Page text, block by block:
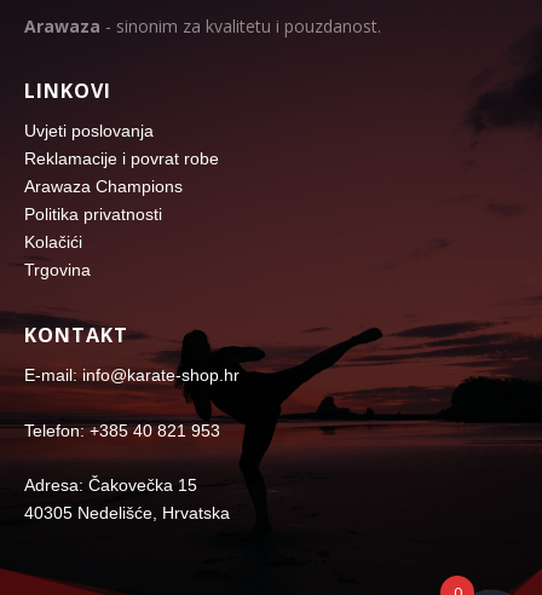
Arawaza - sinonim za kvalitetu i pouzdanost.
LINKOVI
Uvjeti poslovanja
Reklamacije i povrat robe
Arawaza Champions
Politika privatnosti
Kolačići
Trgovina
KONTAKT
E-mail: info@karate-shop.hr
Telefon: +385 40 821 953
Adresa: Čakovečka 15
40305 Nedelišće, Hrvatska